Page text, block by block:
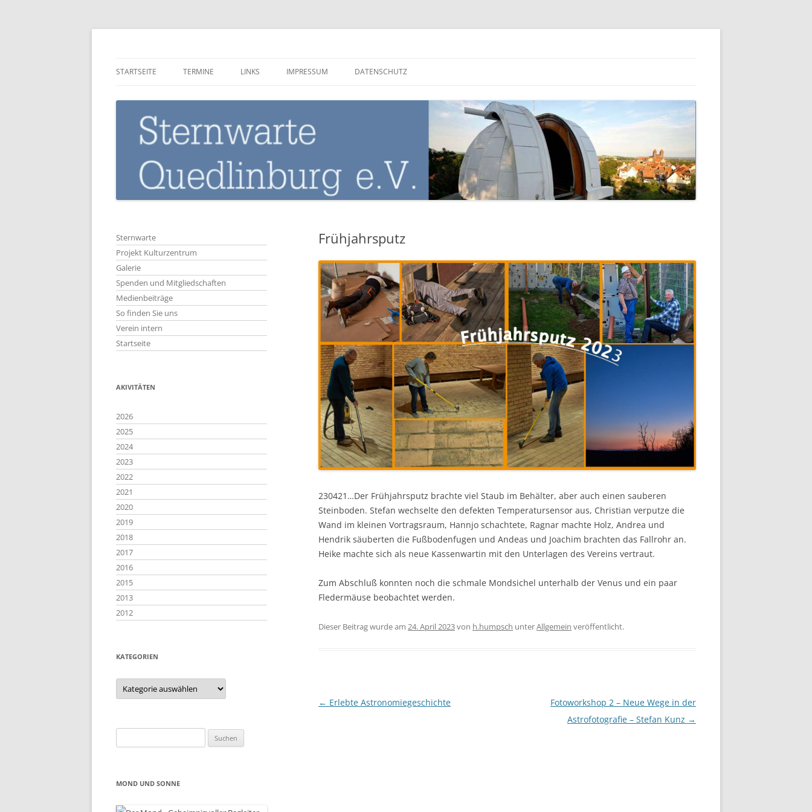
Zum
STARTSEITE TERMINE LINKS IMPRESSUM DATENSCHUTZ
Frühjahrsputz
230421…Der Frühjahrsputz brachte viel Staub im Behälter, aber auch einen sauberen
Steinboden. Stefan wechselte den defekten Temperatursensor aus, Christian verputze die
Wand im kleinen Vortragsraum, Hannjo schachtete, Ragnar machte Holz, Andrea und
Hendrik säuberten die Fußbodenfugen und Andeas und Joachim brachten das Fallrohr an.
Heike machte sich als neue Kassenwartin mit den Unterlagen des Vereins vertraut.
Zum Abschluß konnten noch die schmale Mondsichel unterhalb der Venus und ein paar
Fledermäuse beobachtet werden.
Dieser Beitrag wurde am24. April 2023von h.humpsch unterAllgemein veröffentlicht.
Beitragsnavigation
← Erlebte Astronomiegeschichte
Fotoworkshop 2 – Neue Wege in der
Astrofotografie – Stefan Kunz →
Sternwarte
Projekt Kulturzentrum
Galerie
Spenden und Mitgliedschaften
Medienbeiträge
So finden Sie uns
Verein intern
Startseite
AKIVITÄTEN
2026
2025
2024
2023
2022
2021
2020
2019
2018
2017
2016
2015
2013
2012
KATEGORIEN
Kategorien
nach:
MOND UND SONNE